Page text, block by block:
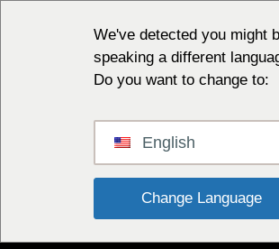
We've detected you might
speaking a different
Do you want to change to:
English
Change Language